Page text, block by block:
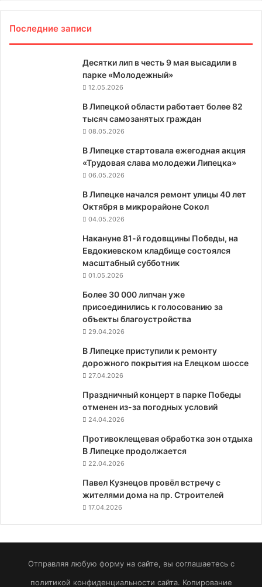
Последние записи
Десятки лип в честь 9 мая высадили в
парке «Молодежный»
12.05.2026
В Липецкой области работает более 82
тысяч самозанятых граждан
08.05.2026
В Липецке стартовала ежегодная акция
«Трудовая слава молодежи Липецка»
06.05.2026
В Липецке начался ремонт улицы 40 лет
Октября в микрорайоне Сокол
04.05.2026
Накануне 81-й годовщины Победы, на
Евдокиевском кладбище состоялся
масштабный субботник
01.05.2026
Более 30 000 липчан уже
присоединились к голосованию за
объекты благоустройства
29.04.2026
В Липецке приступили к ремонту
дорожного покрытия на Елецком шоссе
27.04.2026
Праздничный концерт в парке Победы
отменен из-за погодных условий
24.04.2026
Противоклещевая обработка зон отдыха
В Липецке продолжается
22.04.2026
Павел Кузнецов провёл встречу с
жителями дома на пр. Строителей
17.04.2026
Отправляя любую форму на сайте, вы соглашаетесь с
политикой конфиденциальности сайта. Копирование